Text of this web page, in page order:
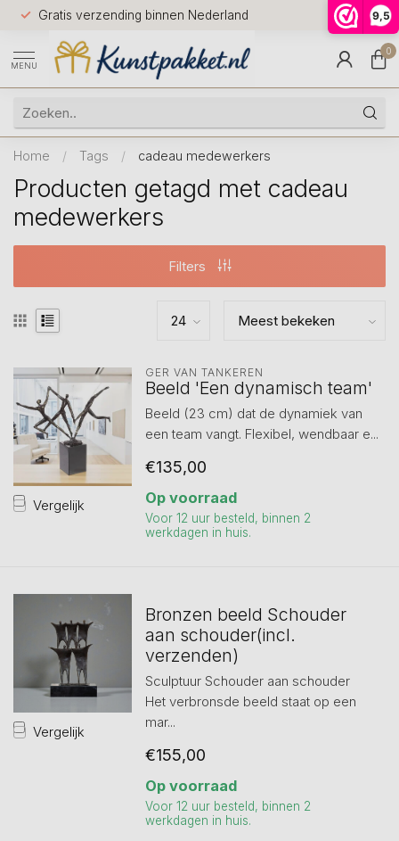
9,5
Gratis verzending binnen Nederland
Voor
huis
9.5
MENU
0
Home / Tags / cadeau medewerkers
Producten getagd met cadeau
medewerkers
Filters
Vergelijk
GER VAN TANKEREN
Beeld 'Een dynamisch team'
Beeld (23 cm) dat de dynamiek van
een team vangt. Flexibel, wendbaar e...
€135,00
Op voorraad
Voor 12 uur besteld, binnen 2
werkdagen in huis.
Vergelijk
Bronzen beeld Schouder
aan schouder(incl.
verzenden)
Sculptuur Schouder aan schouder
Het verbronsde beeld staat op een
mar...
€155,00
Op voorraad
Voor 12 uur besteld, binnen 2
werkdagen in huis.